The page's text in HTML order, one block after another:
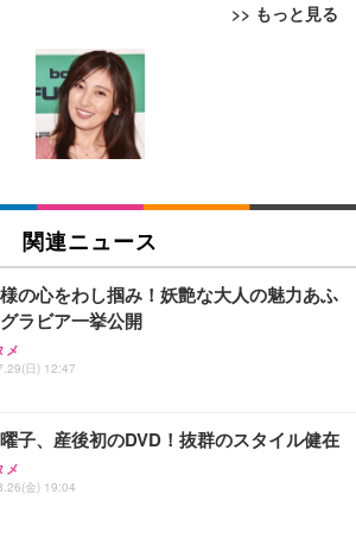
>> もっと見る
オフィスチェア 椅子 テレワーク 疲れな
ね上げ式アームレスト コンパクト 約105度ロッ
pc 事務椅子 360度回転 座面昇降 強化ナイロ
ベース 通気性メッシュ 在宅ワーク H-WY01
+黒枠+黒足)
B100 オフィスチェア／デスクチェア メッシ
ア 人間工学 疲れない ブラック
オフィスチェア デスクチェア 疲れない テレ
チェア 強化バックレスト 30度ロッキング機
間工学 椅子 腰サポート 90度跳ね上げ式アーム
しゃれ パソコンチェア (ブラック)
オフィスチェア デスクチェア 疲れない テレ
チェア 強化バックレスト 30度ロッキング機
ビジネス向けプレミアムモニター | FlexScan
WT | 31.5型4K UHD・USB Type-C・ホワ
ジネス向けプレミアムモニター | FlexScan
品】27"ゲーミングモニター DualSense 充電
付き（CFI-ZDM1J）
済み品】Dell E2724HS 27インチ 液晶モニタ
HD（1920×1080）VA 非光沢 HDMI/DisplayP
ベーシック ペットシーツ 薄型 レギュラー 1
捨て 無香料 ホワイト 300枚
ベーシック ペットシーツ 厚型 ワイド 42枚
枚) ホワイト(吸収面:ライトブルー)
ルーライフ ネオ・オムツ L 中型犬用 26枚入
Basic(スマートベーシック) 【Amazon.co.jp
Smart Basic アイリスオーヤマ ペットシーツ
関連ニュース
の心をわし掴み！妖艶な大人の魅力あふ
ラビア一挙公開
メ
日) 12:47
子、産後初のDVD！抜群のスタイル健在
メ
金) 19:04